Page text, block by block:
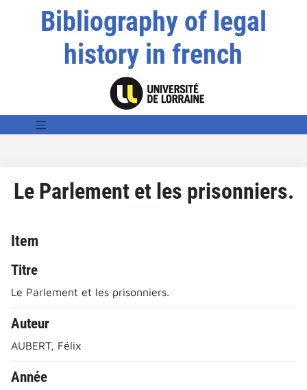
Bibliography of legal
history in french
Le Parlement et les prisonniers.
Item
Titre
Le Parlement et les prisonniers.
Auteur
AUBERT, Félix
Année